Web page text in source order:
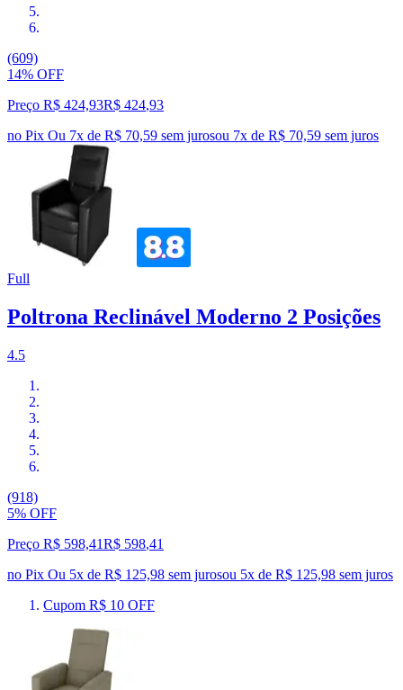
(609)
14% OFF
Preço R$ 424,93R$ 424,93
no Pix Ou 7x de R$ 70,59 sem jurosou 7x de R$ 70,59 sem juros
Full
Poltrona Reclinável Moderno 2 Posições
4.5
(918)
5% OFF
Preço R$ 598,41R$ 598,41
no Pix Ou 5x de R$ 125,98 sem jurosou 5x de R$ 125,98 sem juros
Cupom R$ 10 OFF